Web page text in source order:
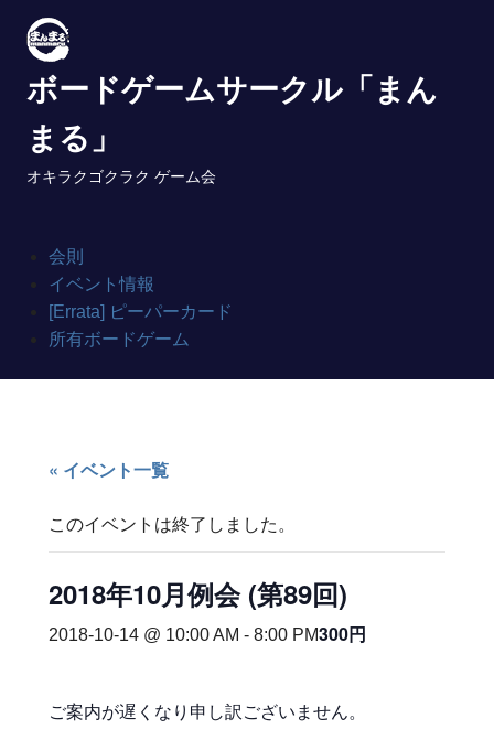
content
ボードゲームサークル「まん
まる」
オキラクゴクラク ゲーム会
会則
イベント情報
[Errata] ピーパーカード
所有ボードゲーム
« イベント一覧
このイベントは終了しました。
2018年10月例会 (第89回)
2018-10-14 @ 10:00 AM - 8:00 PM300円
ご案内が遅くなり申し訳ございません。